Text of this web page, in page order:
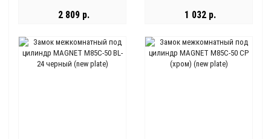
2 809 р. 1 032 р.